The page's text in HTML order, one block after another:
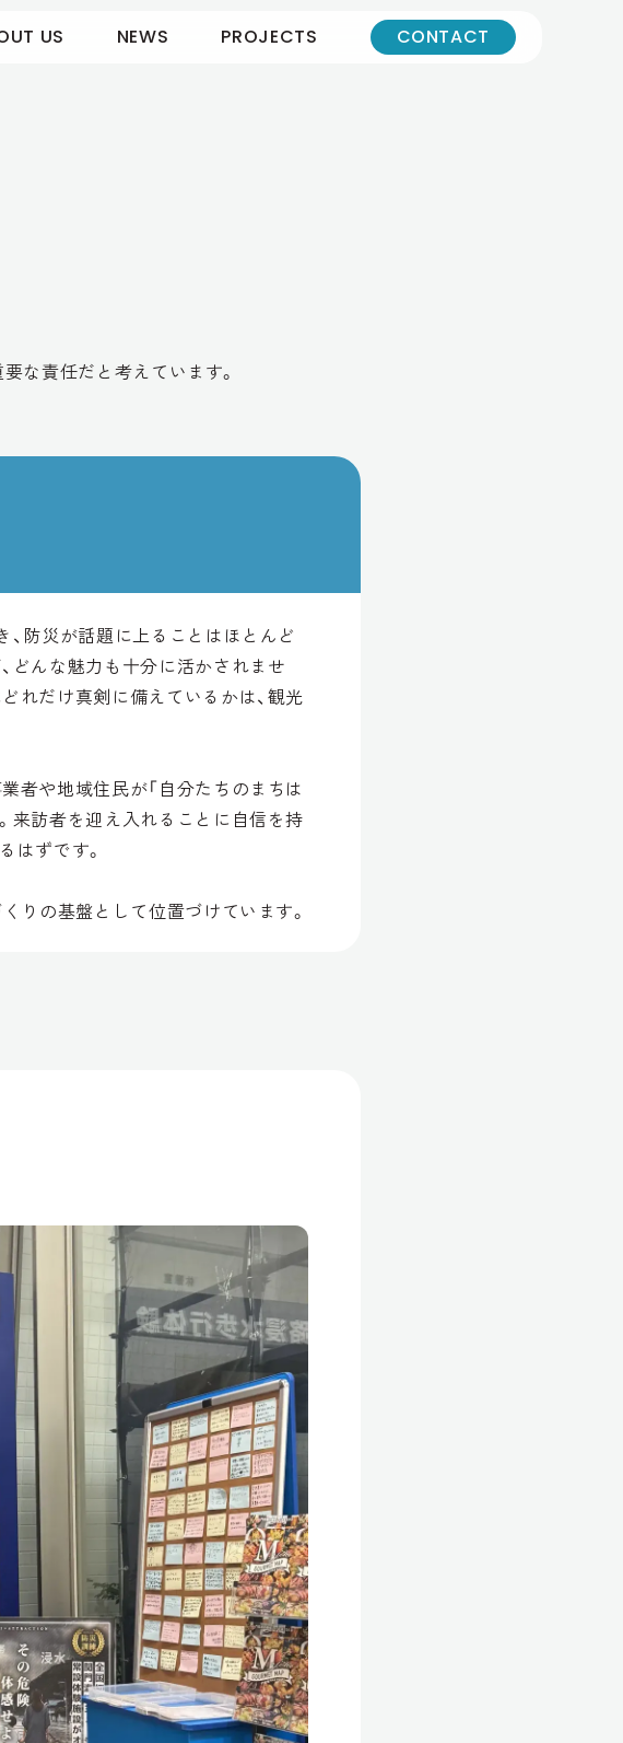
US NEWS PROJECTS CONTACT
な責任だと考えています。
、防災が話題に上ることはほとんど
どんな魅力も十分に活かされませ
れだけ真剣に備えているかは、観光
者や地域住民が「自分たちのまちは
来訪者を迎え入れることに自信を持
はずです。
りの基盤として位置づけています。